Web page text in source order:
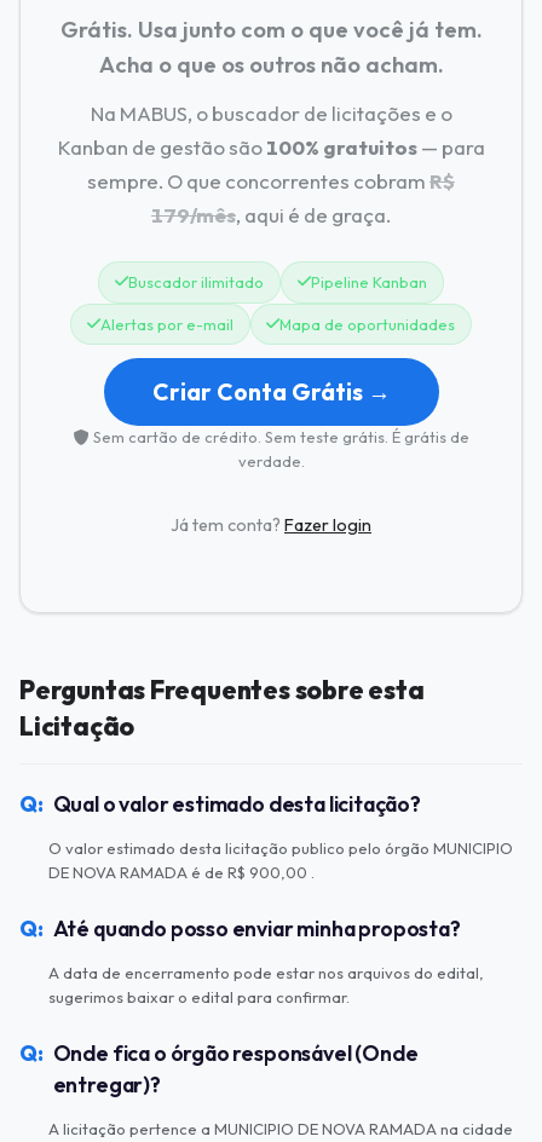
Grátis. Usa junto com o que você já tem.
Acha o que os outros não acham.
Na MABUS, o buscador de licitações e o
Kanban de gestão são100% gratuitos— para
sempre. O que concorrentes cobramR$
179/mês, aqui é de graça.
Buscador ilimitado Pipeline Kanban
Alertas por e-mail Mapa de oportunidades
Criar Conta Grátis →
Sem cartão de crédito. Sem teste grátis. É grátis de
verdade.
Já tem conta? Fazer login
Perguntas Frequentes sobre esta
Licitação
Qual o valor estimado desta licitação?
O valor estimado desta licitação publico pelo órgão MUNICIPIO
DE NOVA RAMADA é de R$ 900,00 .
Até quando posso enviar minha proposta?
A data de encerramento pode estar nos arquivos do edital,
sugerimos baixar o edital para confirmar.
Onde fica o órgão responsável (Onde
entregar)?
A licitação pertence a MUNICIPIO DE NOVA RAMADA na cidade